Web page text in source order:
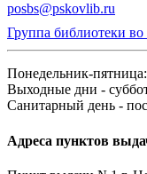
posbs@pskovlib.ru
Группа библиотеки во
Понедельник-
Выходные дни -
Санитарный день -
Адреса пунктов